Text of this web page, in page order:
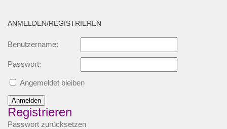
ANMELDEN/REGISTRIEREN
Benutzername:
Passwort:
Angemeldet bleiben
Anmelden
Registrieren
Passwort zurücksetzen